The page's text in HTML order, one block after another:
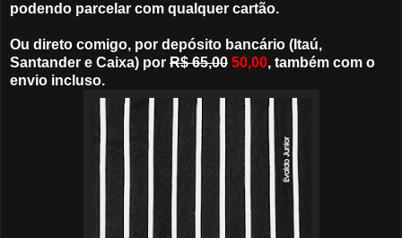
podendo parcelar com qualquer cartão.
Ou direto comigo, por depósito bancário (Itaú,
Santander e Caixa) por R$ 65,00 50,00, também com o
envio incluso.